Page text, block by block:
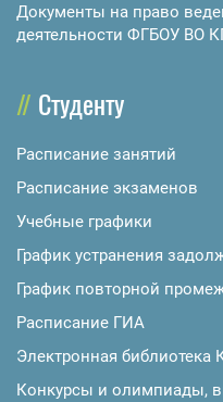
Документы на право
деятельности ФГБОУ ВО
Студенту
Расписание занятий
Расписание экзаменов
Учебные графики
График устранения
График повторной
Расписание ГИА
Электронная
Конкурсы и олимпиады,